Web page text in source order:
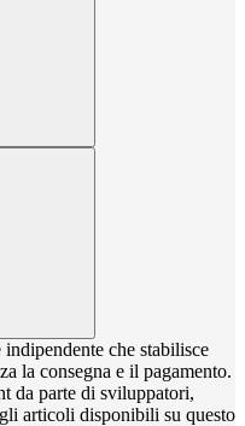
che stabilisce
la consegna e il pagamento.
da parte di sviluppatori,
articoli disponibili su questo